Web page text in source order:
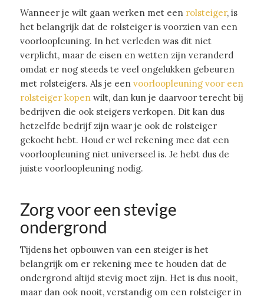
Wanneer je wilt gaan werken met een rolsteiger, is
het belangrijk dat de rolsteiger is voorzien van een
voorloopleuning. In het verleden was dit niet
verplicht, maar de eisen en wetten zijn veranderd
omdat er nog steeds te veel ongelukken gebeuren
met rolsteigers. Als je een voorloopleuning voor een
rolsteiger kopen wilt, dan kun je daarvoor terecht bij
bedrijven die ook steigers verkopen. Dit kan dus
hetzelfde bedrijf zijn waar je ook de rolsteiger
gekocht hebt. Houd er wel rekening mee dat een
voorloopleuning niet universeel is. Je hebt dus de
juiste voorloopleuning nodig.
Zorg voor een stevige
ondergrond
Tijdens het opbouwen van een steiger is het
belangrijk om er rekening mee te houden dat de
ondergrond altijd stevig moet zijn. Het is dus nooit,
maar dan ook nooit, verstandig om een rolsteiger in